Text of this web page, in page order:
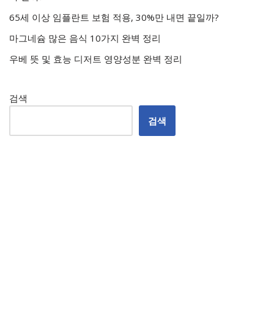
65세 이상 임플란트 보험 적용, 30%만 내면 끝일까?
마그네슘 많은 음식 10가지 완벽 정리
우베 뜻 및 효능 디저트 영양성분 완벽 정리
검색
검색